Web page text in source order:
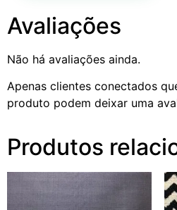
Avaliações
Não há avaliações ainda.
Apenas clientes conectados
produto podem deixar uma
Produtos